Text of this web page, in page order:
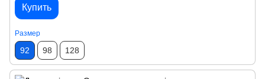
Купить
Размер
92 98 128